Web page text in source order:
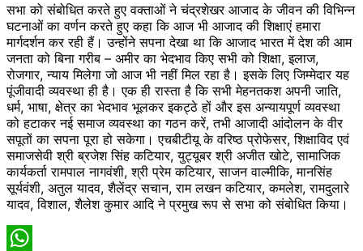
सभा को संबोधित करते हुए वक्ताओं ने चंद्रशेखर आजाद के जीवन की विभिन्न
घटनाओं का वर्णन करते हुए कहा कि आज भी आजाद की शिक्षाएं हमारा
मार्गदर्शन कर रही हैं। उन्होंने सपना देखा था कि आजाद भारत में देश की आम
जनता को बिना गरीब – अमीर का भेदभाव किए सभी को शिक्षा, इलाज,
रोजगार, न्याय मिलेगा जो आज भी नहीं मिल रहा है। इसके लिए जिम्मेदार यह
पूंजीवादी व्यवस्था ही है। एक ही रास्ता है कि सभी मेहनतकश अपनी जाति,
धर्म, भाषा, क्षेत्र का भेदभाव भूलकर इकट्ठे हों और इस अन्यायपूर्ण व्यवस्था
को हटाकर नई समाज व्यवस्था का गठन करें, तभी आजादी आंदोलन के वीर
सपूतों का सपना पूरा हो सकेगा। एचबीटीयू के वरिष्ठ प्रोफेसर, शिक्षाविद एवं
समाजसेवी श्री ब्रजेश सिंह कटियार, युट्यूबर श्री अजीत खोटे, सामाजिक
कार्यकर्ता रामपाल नागवंशी, श्री प्रेम कटियार, साजन वाल्मीकि, मानसिंह
सूर्यवंशी, अतुल यादव, शैलेंद्र सचान, राम लखन कटियार, कमलेश, रामदुलारे
यादव, विशाल, शैलेश कुमार आदि ने प्रमुख रूप से सभा को संबोधित किया।